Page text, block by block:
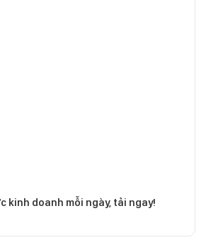
kinh doanh mỗi ngày, tải ngay!